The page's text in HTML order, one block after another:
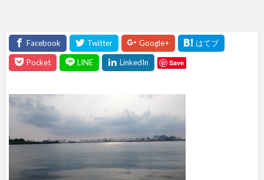
Save